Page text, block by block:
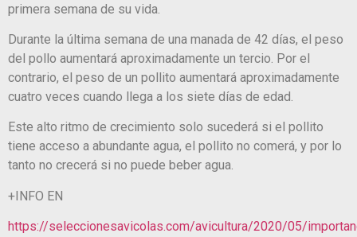
primera semana de su vida.
Durante la última semana de una manada de 42 días, el peso
del pollo aumentará aproximadamente un tercio. Por el
contrario, el peso de un pollito aumentará aproximadamente
cuatro veces cuando llega a los siete días de edad.
Este alto ritmo de crecimiento solo sucederá si el pollito
tiene acceso a abundante agua, el pollito no comerá, y por lo
tanto no crecerá si no puede beber agua.
+INFO EN
https://seleccionesavicolas.com/avicultura/2020/05/